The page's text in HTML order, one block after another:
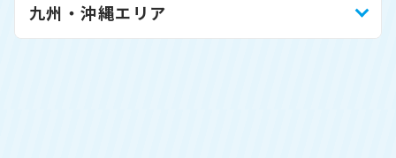
九州・沖縄エリア